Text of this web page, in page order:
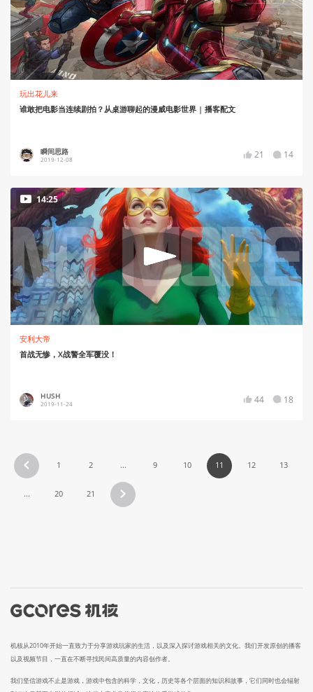
玩出花儿来
谁敢把电影当连续剧拍？从桌游聊起的漫威电影世界 | 播客配文
瞬间思路
2019-12-08 21 14
14:25
安利大帝
首战无惨，X战警全军覆没！
HUSH
2019-11-24 44 18
1 2 ... 9 10 11 12 13
... 20 21
机核从2010年开始一直致力于分享游戏玩家的生活，以及深入探讨游戏相关的文化。我们开发原创的播客
以及视频节目，一直在不断寻找民间高质量的内容创作者。
我们坚信游戏不止是游戏，游戏中包含的科学，文化，历史等各个层面的知识和故事，它们同时也会辐射